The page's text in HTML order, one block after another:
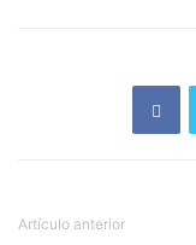
Artículo anterior